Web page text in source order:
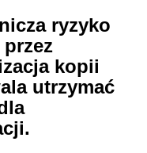
ryzyko
kopii
utrzymać